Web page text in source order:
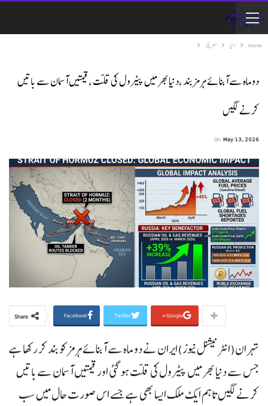
Home دنیا امریکہ
دو ماہ سے آبنائے ہرمز بند ،دنیا بھر میں پیٹرول کی قلت ،قیمتیں آسمان سے باتیں
کرنے لگیں
On May 13, 2026
Share Facebook Twitter Google+
تہران(انٹرنیشنل نیوز)ایران نے دو ماہ سے آبنائے ہرمز کو بند کر رکھا ہے
جس سے دنیا بھر میں پیٹرول کی قلت ہوگئی اور قیمتیں آسمان سے باتیں
کرنے لگیں تاہم ایک ملک ایسا بھی ہے جسے اس صورت حال میں سب